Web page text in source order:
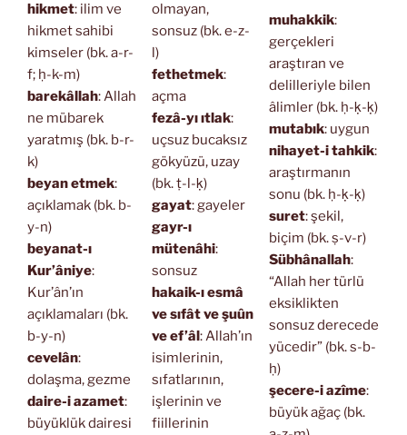
hikmet: ilim ve
hikmet sahibi
kimseler (bk. a-r-
f; ḥ-k-m)
barekâllah: Allah
ne mübarek
yaratmış (bk. b-r-
k)
beyan etmek:
açıklamak (bk. b-
y-n)
beyanat-ı
Kur’âniye:
Kur’ân’ın
açıklamaları (bk.
b-y-n)
cevelân:
dolaşma, gezme
daire-i azamet:
büyüklük dairesi
olmayan,
sonsuz (bk. e-z-
l)
fethetmek:
açma
fezâ-yı ıtlak:
uçsuz bucaksız
gökyüzü, uzay
(bk. ṭ-l-ḳ)
gayat: gayeler
gayr-ı
mütenâhi:
sonsuz
hakaik-ı esmâ
ve sıfât ve şuûn
ve ef’âl: Allah’ın
isimlerinin,
sıfatlarının,
işlerinin ve
fiillerinin
muhakkik:
gerçekleri
araştıran ve
delilleriyle bilen
âlimler (bk. ḥ-ḳ-ḳ)
mutabık: uygun
nihayet-i tahkik:
araştırmanın
sonu (bk. ḥ-ḳ-ḳ)
suret: şekil,
biçim (bk. ṣ-v-r)
Sübhânallah:
“Allah her türlü
eksiklikten
sonsuz derecede
yücedir” (bk. s-b-
ḥ)
şecere-i azîme:
büyük ağaç (bk.